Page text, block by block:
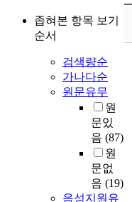
좁혀본 항목 보기
순서
검색량순
가나다순
원문유무
원
문있
음 (87)
원
문없
음 (19)
음성지원유